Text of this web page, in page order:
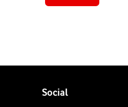
Follow
Social